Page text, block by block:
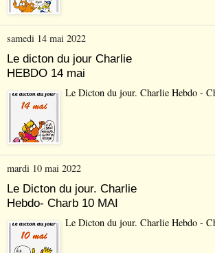
samedi 14 mai 2022
Le dicton du jour Charlie
HEBDO 14 mai
Le Dicton du jour. Charlie Hebdo -
mardi 10 mai 2022
Le Dicton du jour. Charlie
Hebdo- Charb 10 MAI
Le Dicton du jour. Charlie Hebdo -